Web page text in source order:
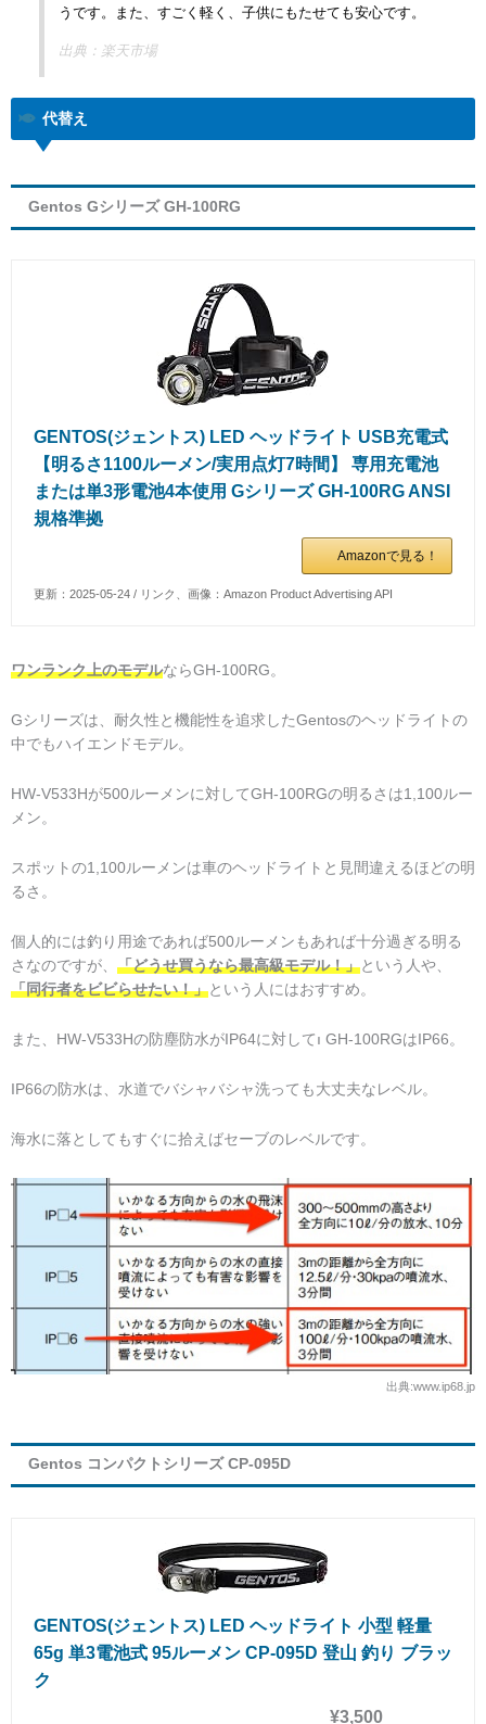
うです。また、すごく軽く、子供にもたせても安心です。
出典：楽天市場
代替え
Gentos Gシリーズ GH-100RG
GENTOS(ジェントス) LED ヘッドライト USB充電式
【明るさ1100ルーメン/実用点灯7時間】 専用充電池
または単3形電池4本使用 Gシリーズ GH-100RG ANSI
規格準拠
Amazonで見る！
更新：2025-05-24 / リンク、画像：Amazon Product Advertising API
ワンランク上のモデルならGH-100RG。
Gシリーズは、耐久性と機能性を追求したGentosのヘッドライトの
中でもハイエンドモデル。
HW-V533Hが500ルーメンに対してGH-100RGの明るさは1,100ルー
メン。
スポットの1,100ルーメンは車のヘッドライトと見間違えるほどの明
るさ。
個人的には釣り用途であれば500ルーメンもあれば十分過ぎる明る
さなのですが、 「どうせ買うなら最高級モデル！」という人や、
「同行者をビビらせたい！」という人にはおすすめ。
また、HW-V533Hの防塵防水がIP64に対してı GH-100RGはIP66。
IP66の防水は、水道でバシャバシャ洗っても大丈夫なレベル。
海水に落としてもすぐに拾えばセーブのレベルです。
出典:www.ip68.jp
Gentos コンパクトシリーズ CP-095D
GENTOS(ジェントス) LED ヘッドライト 小型 軽量
65g 単3電池式 95ルーメン CP-095D 登山 釣り ブラッ
ク
¥3,500